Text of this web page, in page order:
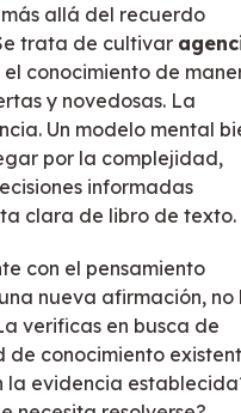
allá del recuerdo
trata de cultivar
conocimiento de
y novedosas. La
Un modelo mental
por la complejidad,
informadas
clara de libro de texto.
con el pensamiento
nueva afirmación, no
verificas en busca de
de conocimiento
la evidencia